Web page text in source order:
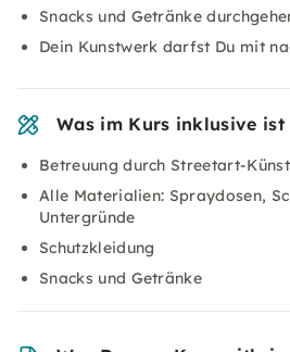
Snacks und Getränke
Dein Kunstwerk darfst Du mit
Was im Kurs inklusive ist
Betreuung durch Streetart-
Alle Materialien: Spraydosen,
Untergründe
Schutzkleidung
Snacks und Getränke